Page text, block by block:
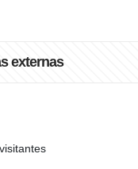
externas